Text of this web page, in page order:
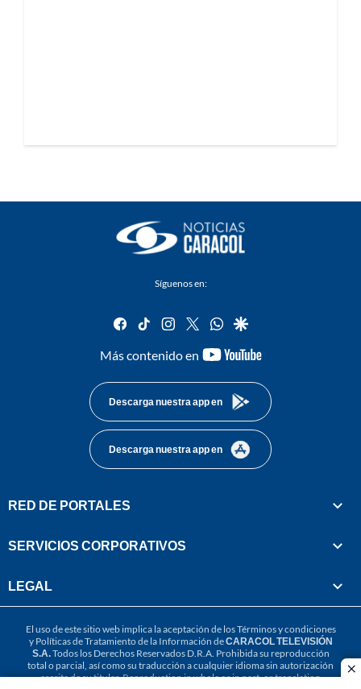
Síguenos en:
facebook
tiktok instagram
twitterwhatsapp
google
Más contenido en
youtube-
Descarga nuestra app en
Descarga nuestra app en
RED DE PORTALES
SERVICIOS CORPORATIVOS
LEGAL
El uso de este sitio web implica la aceptación de losTérminos y condiciones
y Políticas de Tratamiento de la Información deCARACOL TELEVISIÓN
S.A.Todos los Derechos Reservados D.R.A. Prohibida su reproducción
total o parcial, así como su traducción a cualquier idioma sin autorización
escrita de su titular. Reproduction in whole or in part, or translation